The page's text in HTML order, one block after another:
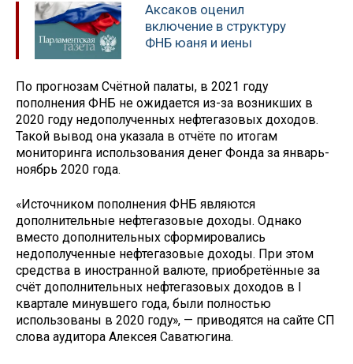
Аксаков оценил
включение в структуру
ФНБ юаня и иены
По прогнозам Счётной палаты, в 2021 году
пополнения ФНБ не ожидается из-за возникших в
2020 году недополученных нефтегазовых доходов.
Такой вывод она указала в отчёте по итогам
мониторинга использования денег Фонда за январь-
ноябрь 2020 года.
«Источником пополнения ФНБ являются
дополнительные нефтегазовые доходы. Однако
вместо дополнительных сформировались
недополученные нефтегазовые доходы. При этом
средства в иностранной валюте, приобретённые за
счёт дополнительных нефтегазовых доходов в I
квартале минувшего года, были полностью
использованы в 2020 году», — приводятся на сайте СП
слова аудитора Алексея Саватюгина.